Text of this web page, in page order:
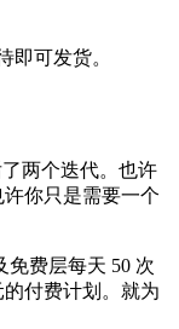
即可发货。
两个迭代。也许
你只是需要一个
费层每天 50 次
付费计划。就为